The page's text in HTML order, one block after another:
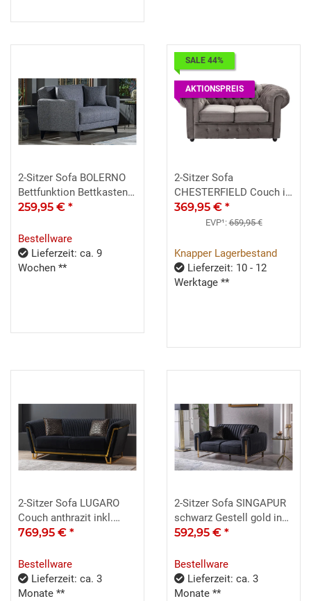
2-Sitzer Sofa BOLERNO
Bettfunktion Bettkasten
grau 146x85
259,95 € *
Bestellware
Lieferzeit: ca. 9
Wochen **
SALE 44%
AKTIONSPREIS
2-Sitzer Sofa
CHESTERFIELD Couch in
Samt grau 156 cm
369,95 € *
EVP¹:659,95 €
Knapper Lagerbestand
Lieferzeit: 10 - 12
Werktage **
2-Sitzer Sofa LUGARO
Couch anthrazit inkl.
Zierkissen
769,95 € *
Bestellware
Lieferzeit: ca. 3
Monate **
2-Sitzer Sofa SINGAPUR
schwarz Gestell gold inkl.
Kissen
592,95 € *
Bestellware
Lieferzeit: ca. 3
Monate **